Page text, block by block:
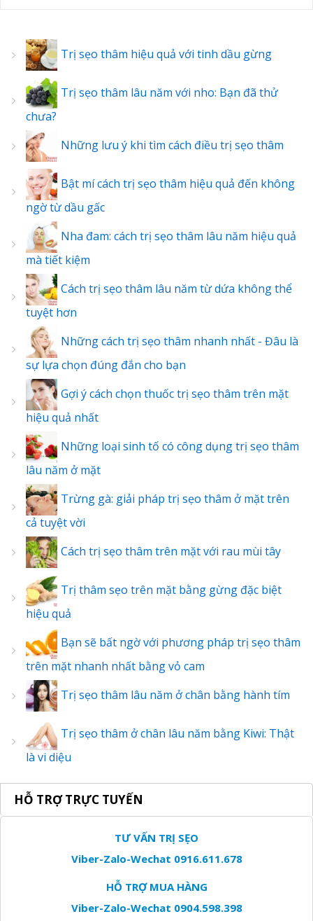
Trị sẹo thâm hiệu quả với tinh dầu gừng
Trị sẹo thâm lâu năm với nho: Bạn đã thử
chưa?
Những lưu ý khi tìm cách điều trị sẹo thâm
Bật mí cách trị sẹo thâm hiệu quả đến không
ngờ từ dầu gấc
Nha đam: cách trị sẹo thâm lâu năm hiệu quả
mà tiết kiệm
Cách trị sẹo thâm lâu năm từ dứa không thể
tuyệt hơn
Những cách trị sẹo thâm nhanh nhất - Đâu là
sự lựa chọn đúng đắn cho bạn
Gợi ý cách chọn thuốc trị sẹo thâm trên mặt
hiệu quả nhất
Những loại sinh tố có công dụng trị sẹo thâm
lâu năm ở mặt
Trừng gà: giải pháp trị sẹo thâm ở mặt trên
cả tuyệt vời
Cách trị sẹo thâm trên mặt với rau mùi tây
Trị thâm sẹo trên mặt bằng gừng đặc biệt
hiệu quả
Bạn sẽ bất ngờ với phương pháp trị sẹo thâm
trên mặt nhanh nhất bằng vỏ cam
Trị sẹo thâm lâu năm ở chân bằng hành tím
Trị sẹo thâm ở chân lâu năm bằng Kiwi: Thật
là vi diệu
HỖ TRỢ TRỰC TUYẾN
TƯ VẤN TRỊ SẸO
Viber-Zalo-Wechat 0916.611.678
HỖ TRỢ MUA HÀNG
Viber-Zalo-Wechat 0904.598.398